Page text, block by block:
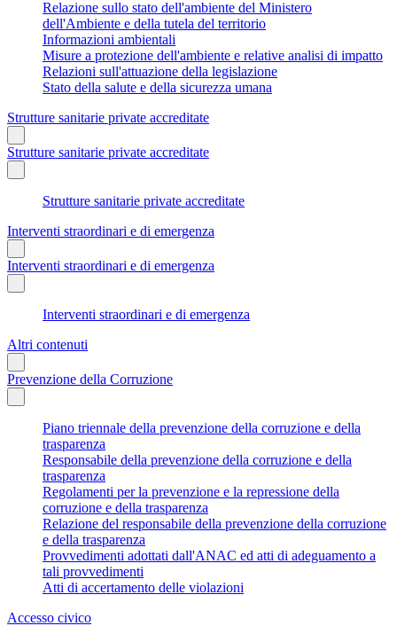
Relazione sullo stato dell'ambiente del Ministero
dell'Ambiente e della tutela del territorio
Informazioni ambientali
Misure a protezione dell'ambiente e relative analisi di impatto
Relazioni sull'attuazione della legislazione
Stato della salute e della sicurezza umana
Strutture sanitarie private accreditate
Strutture sanitarie private accreditate
Strutture sanitarie private accreditate
Interventi straordinari e di emergenza
Interventi straordinari e di emergenza
Interventi straordinari e di emergenza
Altri contenuti
Prevenzione della Corruzione
Piano triennale della prevenzione della corruzione e della
trasparenza
Responsabile della prevenzione della corruzione e della
trasparenza
Regolamenti per la prevenzione e la repressione della
corruzione e della trasparenza
Relazione del responsabile della prevenzione della corruzione
e della trasparenza
Provvedimenti adottati dall'ANAC ed atti di adeguamento a
tali provvedimenti
Atti di accertamento delle violazioni
Accesso civico